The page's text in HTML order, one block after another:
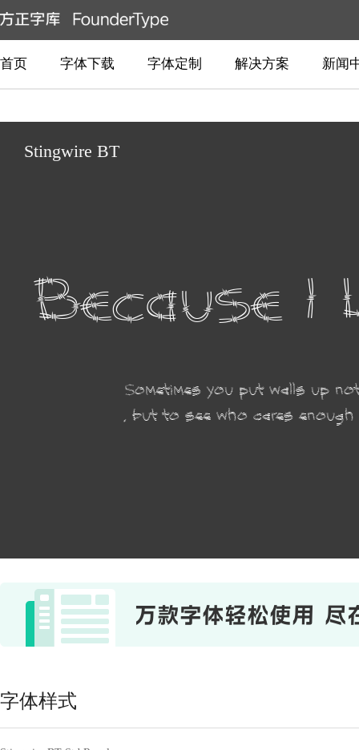
首页 字体下载 字体定制 解决方案 新闻
Stingwire BT
Because I
Sometimes you put walls up
, but to see who cares enough
字体样式